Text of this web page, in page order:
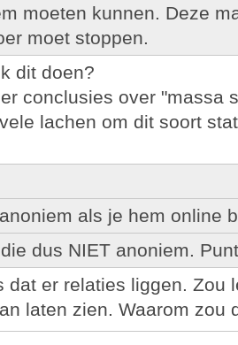
moeten kunnen. Deze
moet stoppen.
dit doen?
conclusies over "massa
lachen om dit soort
als je hem online
dus NIET anoniem.
dat er relaties liggen. Zou
laten zien. Waarom zou